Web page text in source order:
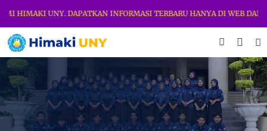
HIMAKI UNY. DAPATKAN INFORMASI TERBARU HANYA DI WEB DAN